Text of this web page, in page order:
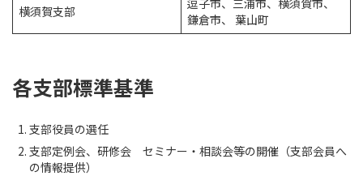
横須賀支部
鎌倉市、 葉山町
各支部標準基準
支部役員の選任
支部定例会、研修会 セミナー・相談会等の開催（支部会員へ
の情報提供）